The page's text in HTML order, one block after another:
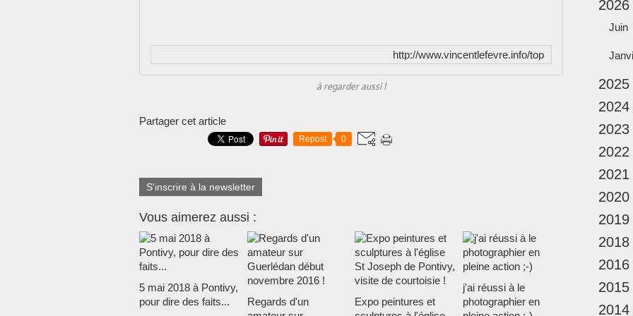
http://www.vincentlefevre.info/top
à regarder aussi !
Partager cet article
Repost 0
S'inscrire à la newsletter
Vous aimerez aussi :
5 mai 2018 à Pontivy,
pour dire des faits...
Regards d'un
Expo peintures et
j'ai réussi à le
photographier en
2026
Juin
2025
2024
2023
2022
2021
2020
2019
2018
2016
2015
2014